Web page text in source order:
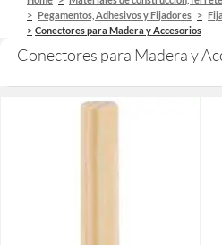
Pegamentos, Adhesivos y Fijadores
Conectores para Madera y Accesorios
Conectores para Madera y